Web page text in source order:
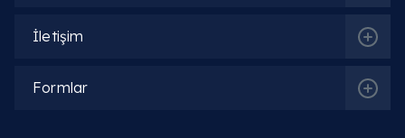
(tonsillolit), bademciklerin
İletişim
Formlar